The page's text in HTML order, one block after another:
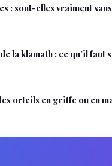
: sont-elles vraiment
la klamath : ce qu’il faut
orteils en griffe ou en